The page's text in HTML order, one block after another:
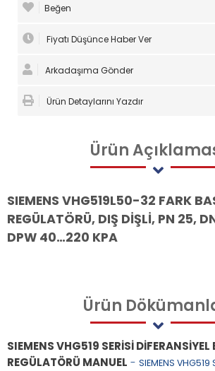
Beğen
Fiyatı Düşünce Haber Ver
Arkadaşıma Gönder
Ürün Detaylarını Yazdır
Ürün
SIEMENS VHG519L50-32 FARK
REGÜLATÖRÜ, DIŞ DİŞLİ, PN 25,
DPW 40…220 KPA
Ürün
SIEMENS VHG519 SERİSİ
REGÜLATÖRÜ MANUEL - SIEMENS VHG519